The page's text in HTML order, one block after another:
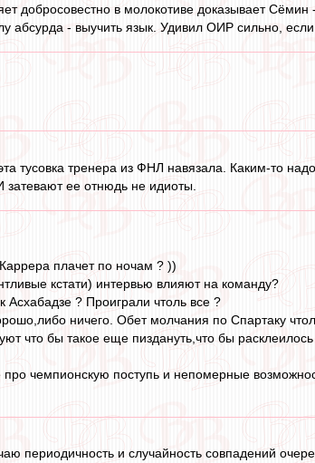
добросовестно в молокотиве доказывает Сёмин
абсурда - выучить язык. Удивил ОИР сильно,
тусовка тренера из ФНЛ навязала. Каким-то
затевают ее отнюдь не идиоты.
плачет по ночам ? ))
кстати) интервью влияют на команду?
Асхабадзе ? Проиграли чтоль все ?
ничего. Обет молчания по Спартаку
что бы такое еще пиздануть,что бы
чемпионскую поступь и непомерные
периодичность и случайность совпадений